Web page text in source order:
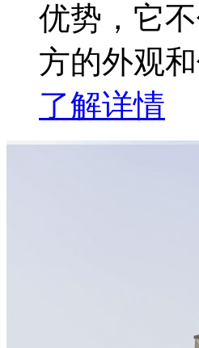
优势，它
方的外观
了解详情